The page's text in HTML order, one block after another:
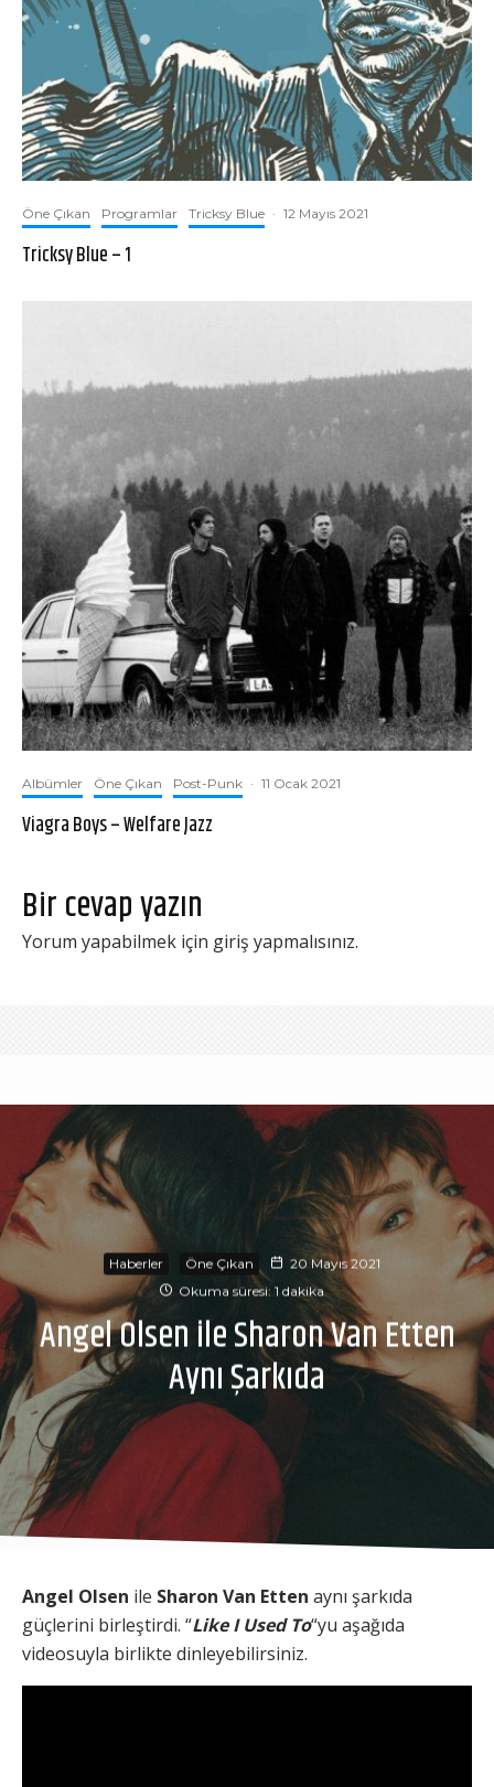
Öne Çıkan Programlar Tricksy Blue · 12 Mayıs 2021
Tricksy Blue – 1
Albümler Öne Çıkan Post-Punk · 11 Ocak 2021
Viagra Boys – Welfare Jazz
Bir cevap yazın
Yorum yapabilmek için giriş yapmalısınız.
Haberler Öne Çıkan
20 Mayıs 2021
Okuma süresi: 1 dakika
Angel Olsen ile Sharon Van Etten
Aynı Şarkıda
Angel Olsen ile Sharon Van Etten aynı şarkıda
güçlerini birleştirdi. “Like I Used To“yu aşağıda
videosuyla birlikte dinleyebilirsiniz.